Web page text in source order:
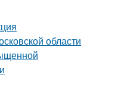
области